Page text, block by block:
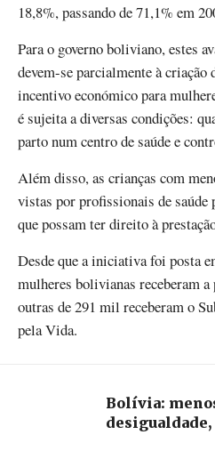
18,8%, passando de 71,1% em
Para o governo boliviano, estes
devem-se parcialmente à
incentivo económico para
é sujeita a diversas condições:
parto num centro de saúde e
Além disso, as crianças com
vistas por profissionais de saúde
que possam ter direito à
Desde que a iniciativa foi posta
mulheres bolivianas receberam a
outras de 291 mil receberam o
pela Vida.
Bolívia:
desigualdade,